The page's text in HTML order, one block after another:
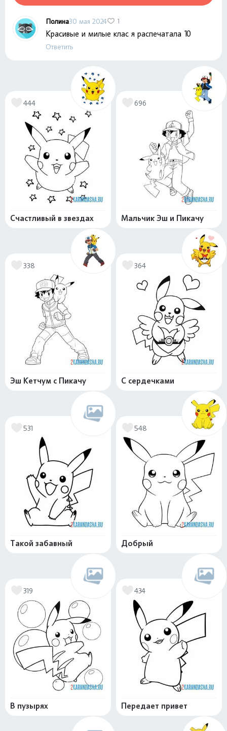
Полина30 мая 2024 1
Красивые и милые клас я распечатала 10
Ответить
444
Счастливый в звездах
696
Мальчик Эш и Пикачу
338
Эш Кетчум с Пикачу
364
С сердечками
531
Такой забавный
548
Добрый
319
В пузырях
434
Передает привет